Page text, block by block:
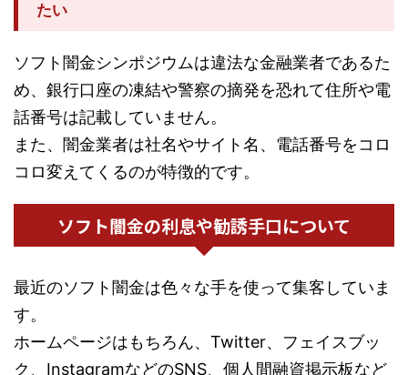
たい
ソフト闇金シンポジウムは違法な金融業者であるた
め、銀行口座の凍結や警察の摘発を恐れて住所や電
話番号は記載していません。
また、闇金業者は社名やサイト名、電話番号をコロ
コロ変えてくるのが特徴的です。
ソフト闇金の利息や勧誘手口について
最近のソフト闇金は色々な手を使って集客していま
す。
ホームページはもちろん、Twitter、フェイスブッ
ク、InstagramなどのSNS、個人間融資掲示板など